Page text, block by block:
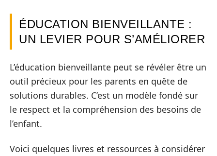
ÉDUCATION BIENVEILLANTE :
UN LEVIER POUR S’AMÉLIORER
L’éducation bienveillante peut se révéler être un
outil précieux pour les parents en quête de
solutions durables. C’est un modèle fondé sur
le respect et la compréhension des besoins de
l’enfant.
Voici quelques livres et ressources à considérer